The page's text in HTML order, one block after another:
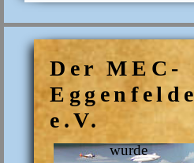
Der MEC-
e.V.